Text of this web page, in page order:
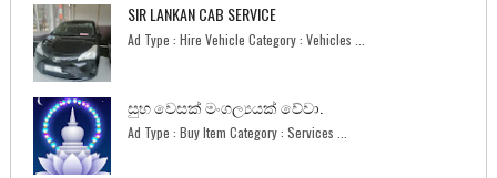
SIR LANKAN CAB SERVICE
Ad Type : Hire Vehicle Category : Vehicles ...
සුභ වෙසක් මංගල්‍යයක් වේවා.
Ad Type : Buy Item Category : Services ...